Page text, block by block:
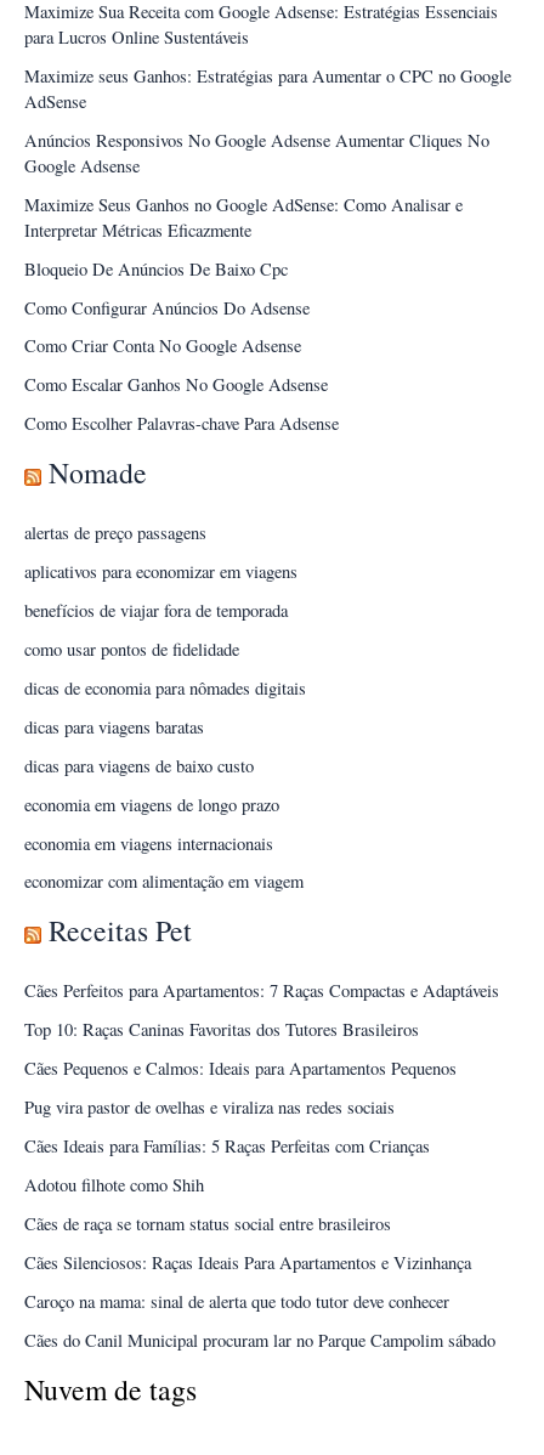
Maximize Sua Receita com Google Adsense: Estratégias Essenciais
para Lucros Online Sustentáveis
Maximize seus Ganhos: Estratégias para Aumentar o CPC no Google
AdSense
Anúncios Responsivos No Google Adsense Aumentar Cliques No
Google Adsense
Maximize Seus Ganhos no Google AdSense: Como Analisar e
Interpretar Métricas Eficazmente
Bloqueio De Anúncios De Baixo Cpc
Como Configurar Anúncios Do Adsense
Como Criar Conta No Google Adsense
Como Escalar Ganhos No Google Adsense
Como Escolher Palavras-chave Para Adsense
Nomade
alertas de preço passagens
aplicativos para economizar em viagens
benefícios de viajar fora de temporada
como usar pontos de fidelidade
dicas de economia para nômades digitais
dicas para viagens baratas
dicas para viagens de baixo custo
economia em viagens de longo prazo
economia em viagens internacionais
economizar com alimentação em viagem
Receitas Pet
Cães Perfeitos para Apartamentos: 7 Raças Compactas e Adaptáveis
Top 10: Raças Caninas Favoritas dos Tutores Brasileiros
Cães Pequenos e Calmos: Ideais para Apartamentos Pequenos
Pug vira pastor de ovelhas e viraliza nas redes sociais
Cães Ideais para Famílias: 5 Raças Perfeitas com Crianças
Adotou filhote como Shih
Cães de raça se tornam status social entre brasileiros
Cães Silenciosos: Raças Ideais Para Apartamentos e Vizinhança
Caroço na mama: sinal de alerta que todo tutor deve conhecer
Cães do Canil Municipal procuram lar no Parque Campolim sábado
Nuvem de tags